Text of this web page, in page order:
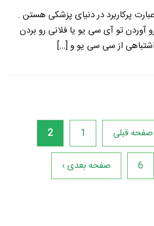
پرکاربرد در دنیای پزشکی هستن .
آوردن تو آی سی یو یا فلانی رو بردن
از سی سی یو و […]
صفحه قبلی 1
2
6 صفحه بعدی ›